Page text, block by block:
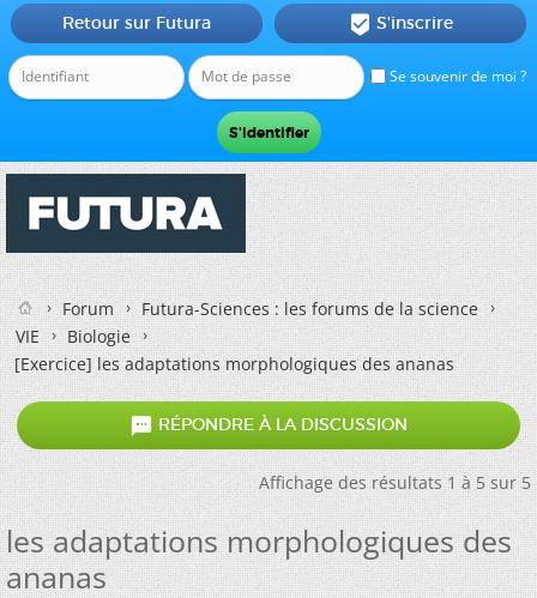
Se souvenir de moi ?
Retour sur Futura  S'inscrire
Forum
Futura-Sciences : les forums de la science
VIE
Biologie
[Exercice]les adaptations morphologiques des ananas
 RÉPONDRE À LA DISCUSSION
Affichage des résultats 1 à 5 sur 5
les adaptations morphologiques des
ananas